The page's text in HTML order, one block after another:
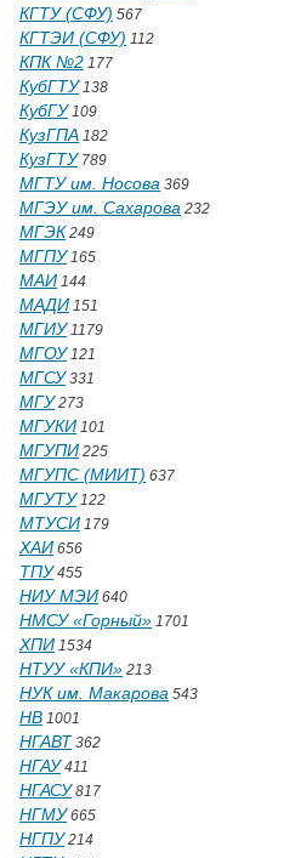
КГТУ (СФУ) 567
КГТЭИ (СФУ) 112
КПК №2 177
КубГТУ138
КубГУ109
КузГПА 182
КузГТУ789
МГТУ им. Носова 369
МГЭУ им. Сахарова 232
МГЭК 249
МГПУ165
МАИ 144
МАДИ 151
МГИУ1179
МГОУ121
МГСУ331
МГУ273
МГУКИ 101
МГУПИ 225
МГУПС (МИИТ) 637
МГУТУ122
МТУСИ 179
ХАИ 656
ТПУ455
НИУ МЭИ 640
НМСУ «Горный» 1701
ХПИ 1534
НТУУ «КПИ» 213
НУК им. Макарова 543
НВ 1001
НГАВТ 362
НГАУ411
НГАСУ817
НГМУ665
НГПУ214